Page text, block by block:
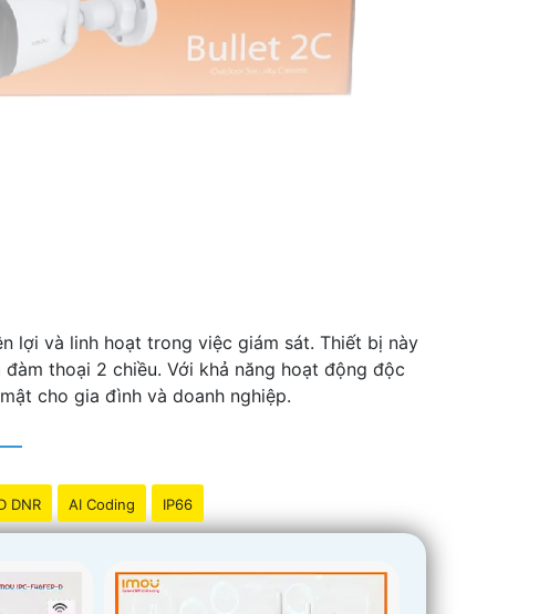
lợi và linh hoạt trong việc giám sát. Thiết bị này
thoại 2 chiều. Với khả năng hoạt động độc
cho gia đình và doanh nghiệp.
DNR AI Coding IP66